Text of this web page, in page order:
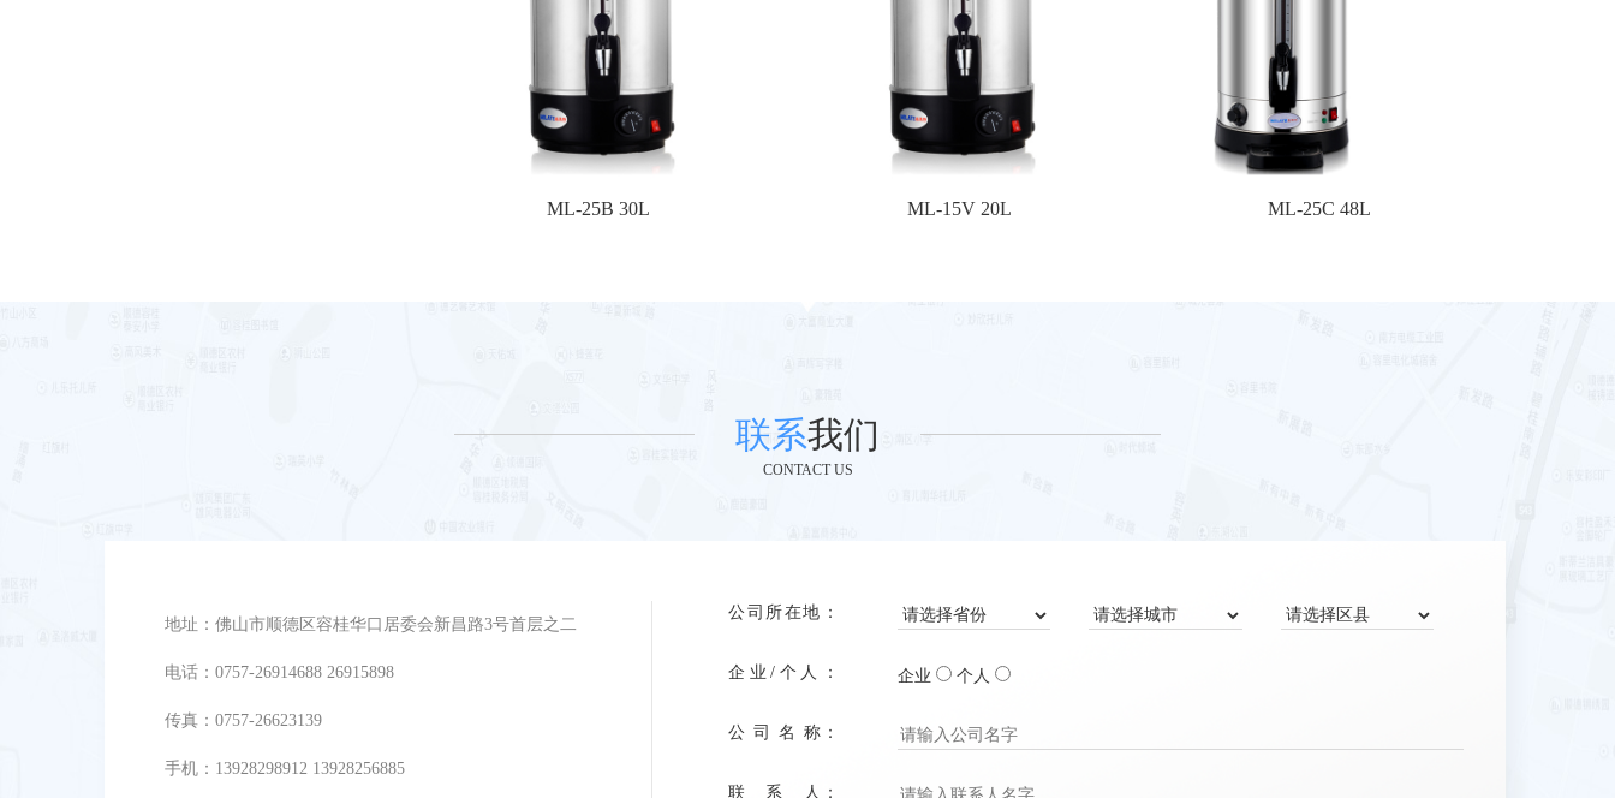
ML-25B 30L ML-15V 20L ML-25C 48L
联系我们
CONTACT US
地址：佛山市顺德区容桂华口居委会新昌路3号首层之二
电话：0757-26914688 26915898
传真：0757-26623139
手机：13928298912 13928256885
公司所在地：
企业/个人： 企业 个人
公 司 名 称：
联 系 人：